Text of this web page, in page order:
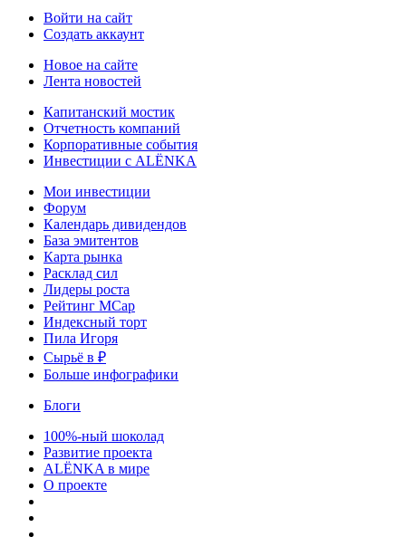
Войти на сайт
Создать аккаунт
Новое на сайте
Лента новостей
Капитанский мостик
Отчетность компаний
Корпоративные события
Инвестиции с ALЁNKA
Мои инвестиции
Форум
Календарь дивидендов
База эмитентов
Карта рынка
Расклад сил
Лидеры роста
Рейтинг MCap
Индексный торт
Пила Игоря
Сырьё в ₽
Больше инфографики
Блоги
100%-ный шоколад
Развитие проекта
ALЁNKA в мире
О проекте